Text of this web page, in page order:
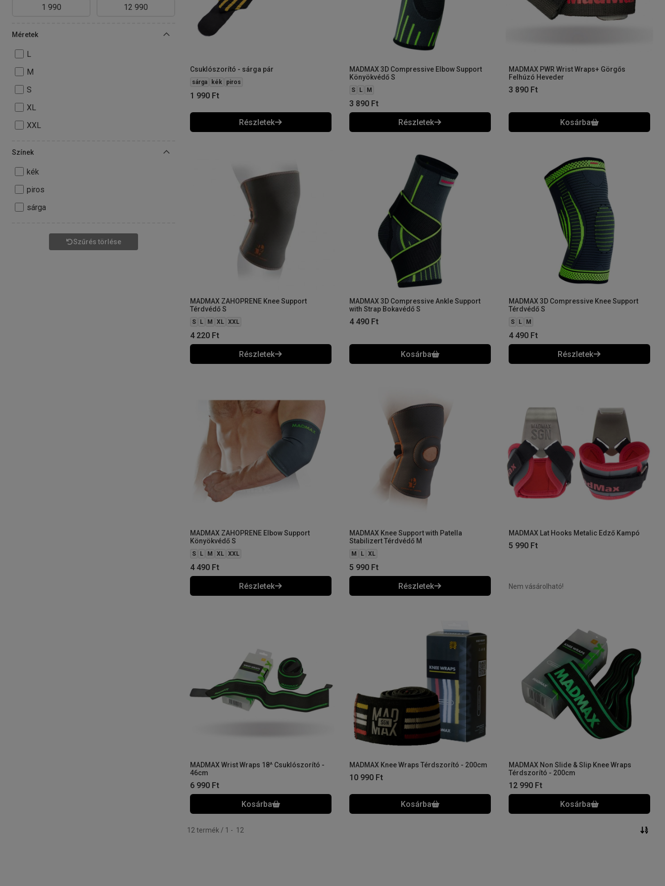
Méretek
L
M
S
XL
XXL
Színek
kék
piros
sárga
Szűrés törlése
Csuklószorító - sárga pár
sárga kék piros
1 990 Ft
MADMAX 3D Compressive Elbow Support
Könyökvédő S
S L M
3 890 Ft
MADMAX PWR Wrist Wraps+ Görgős
Felhúzó Heveder
3 890 Ft
MADMAX ZAHOPRENE Knee Support
Térdvédő S
S L M XL XXL
4 220 Ft
MADMAX 3D Compressive Ankle Support
with Strap Bokavédő S
4 490 Ft
MADMAX 3D Compressive Knee Support
Térdvédő S
S L M
4 490 Ft
MADMAX ZAHOPRENE Elbow Support
Könyökvédő S
S L M XL XXL
4 490 Ft
MADMAX Knee Support with Patella
Stabilizert Térdvédő M
M L XL
5 990 Ft
MADMAX Lat Hooks Metalic Edző Kampó
5 990 Ft
Nem vásárolható!
MADMAX Wrist Wraps 18^ Csuklószorító -
46cm
6 990 Ft
MADMAX Knee Wraps Térdszorító - 200cm
10 990 Ft
MADMAX Non Slide & Slip Knee Wraps
Térdszorító - 200cm
12 990 Ft
Összes termék a kategóriában
12 termék 1 12